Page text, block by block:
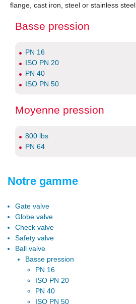
flange, cast iron, steel or stainless steel
Basse pression
PN 16
ISO PN 20
PN 40
ISO PN 50
Moyenne pression
800 lbs
PN 64
Notre gamme
Gate valve
Globe valve
Check valve
Safety valve
Ball valve
Basse pression
PN 16
ISO PN 20
PN 40
ISO PN 50